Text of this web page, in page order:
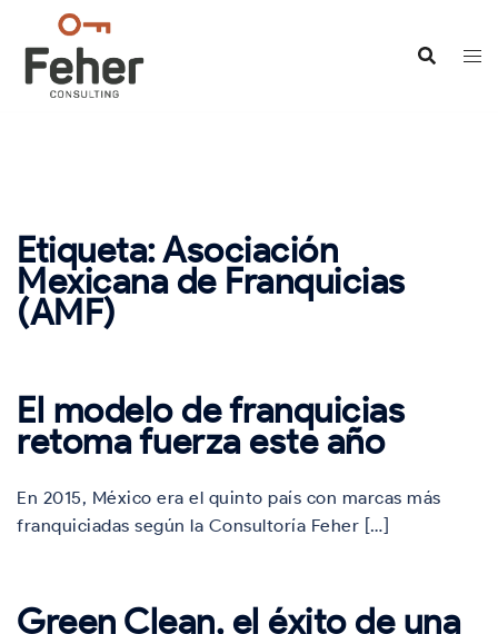
contenido
Etiqueta:Asociación
Mexicana de Franquicias
(AMF)
El modelo de franquicias
retoma fuerza este año
En 2015, México era el quinto país con marcas más
franquiciadas según la Consultoría Feher […]
Green Clean, el éxito de una